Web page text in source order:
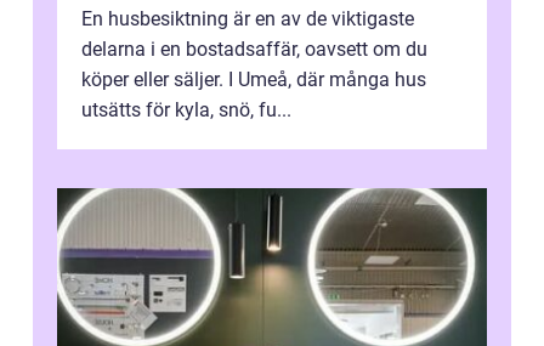
En husbesiktning är en av de viktigaste
delarna i en bostadsaffär, oavsett om du
köper eller säljer. I Umeå, där många hus
utsätts för kyla, snö, fu...